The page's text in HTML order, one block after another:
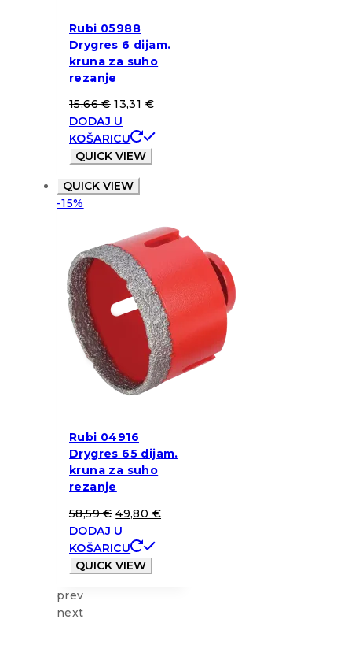
Rubi 05988
Drygres 6 dijam.
kruna za suho
rezanje
15,66€ 13,31 €
DODAJ U
KOŠARICU
QUICK VIEW
QUICK VIEW
-15%
Rubi 04916
Drygres 65 dijam.
kruna za suho
rezanje
58,59€ 49,80 €
DODAJ U
KOŠARICU
QUICK VIEW
prev
next